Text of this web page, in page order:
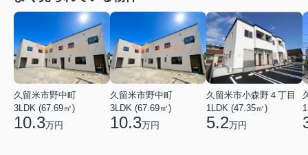
久留米市野中町
3LDK (67.69㎡)
10.3万円
久留米市野中町
3LDK (67.69㎡)
10.3万円
久留米市小森野４丁目
1LDK (47.35㎡)
5.2万円